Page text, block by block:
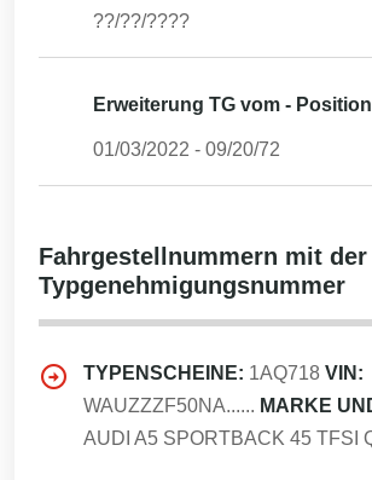
??/??/????
Erweiterung TG vom -
01/03/2022 - 09/20/72
Fahrgestellnummern mit
Typgenehmigungsnummer
TYPENSCHEINE: 1AQ718 VIN:
WAUZZZF50NA...... MARKE
AUDI A5 SPORTBACK 45 TFSI